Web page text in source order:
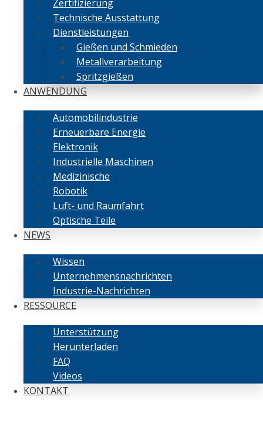
Zertifizierung
Technische Ausstattung
Dienstleistungen
Gießen und Schmieden
Metallverarbeitung
Spritzgießen
ANWENDUNG
Automobilindustrie
Erneuerbare Energie
Elektronik
Industrielle Maschinen
Medizinische
Robotik
Luft- und Raumfahrt
Optische Teile
NEWS
Wissen
Unternehmensnachrichten
Industrie-Nachrichten
RESSOURCE
Unterstützung
Herunterladen
FAQ
Videos
KONTAKT